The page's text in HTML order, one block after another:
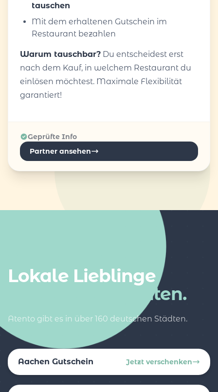
tauschen
Mit dem erhaltenen Gutschein im
Restaurant bezahlen
Warum tauschbar? Du entscheidest erst
nach dem Kauf, in welchem Restaurant du
einlösen möchtest. Maximale Flexibilität
garantiert!
Geprüfte Info
Partner ansehen
Lokale Lieblinge
in weiteren Städten.
Atento gibt es in über 160 deutschen Städten.
Aachen Gutschein Jetzt verschenken